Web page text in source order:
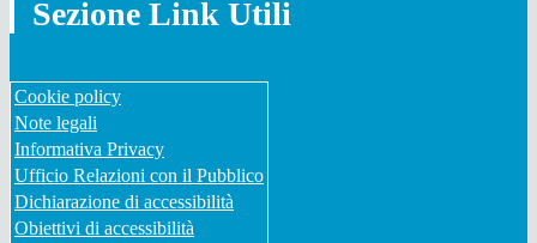
Sezione Link Utili
Cookie policy
Note legali
Informativa Privacy
Ufficio Relazioni con il Pubblico
Dichiarazione di accessibilità
Obiettivi di accessibilità